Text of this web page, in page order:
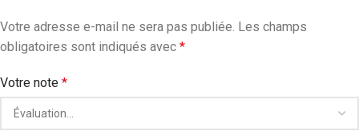
Votre adresse e-mail ne sera pas publiée. Les champs
obligatoires sont indiqués avec *
Votre note *